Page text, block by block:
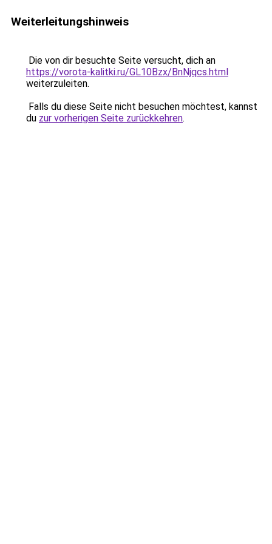
Weiterleitungshinweis
Die von dir besuchte Seite versucht, dich an
https://vorota-kalitki.ru/GL10Bzx/BnNjqcs.html
weiterzuleiten.
Falls du diese Seite nicht besuchen möchtest, kannst
du zur vorherigen Seite zurückkehren.